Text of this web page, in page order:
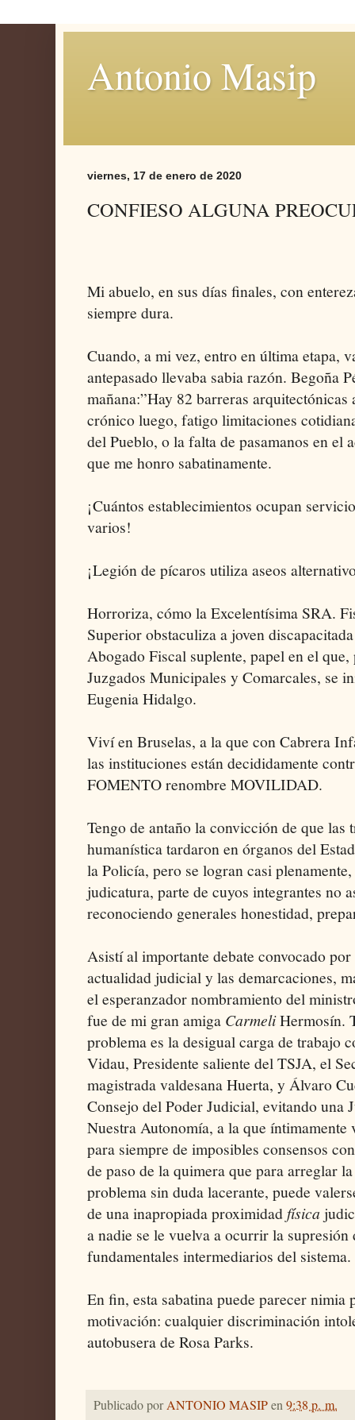
Antonio Masip
viernes, 17 de enero de 2020
CONFIESO ALGUNA
Mi abuelo, en sus días finales, con
siempre dura.
Cuando, a mi vez, entro en última etapa,
antepasado llevaba sabia razón. Begoña
mañana:”Hay 82 barreras
crónico luego, fatigo limitaciones
del Pueblo, o la falta de pasamanos en el
que me honro sabatinamente.
¡Cuántos establecimientos ocupan
varios!
¡Legión de pícaros utiliza aseos
Horroriza, cómo la Excelentísima SRA.
Superior obstaculiza a joven
Abogado Fiscal suplente, papel en el
Juzgados Municipales y Comarcales, se
Eugenia Hidalgo.
Viví en Bruselas, a la que con Cabrera
las instituciones están decididamente
FOMENTO renombre MOVILIDAD.
Tengo de antaño la convicción de que las
humanística tardaron en órganos del
la Policía, pero se logran casi
judicatura, parte de cuyos integrantes no
reconociendo generales honestidad,
Asistí al importante debate convocado
actualidad judicial y las demarcaciones,
el esperanzador nombramiento del
fue de mi gran amiga CarmeliHermosín.
problema es la desigual carga de trabajo
Vidau, Presidente saliente del TSJA, el
magistrada valdesana Huerta, y Álvaro
Consejo del Poder Judicial, evitando una
Nuestra Autonomía, a la que íntimamente
para siempre de imposibles consensos
de paso de la quimera que para arreglar
problema sin duda lacerante, puede
de una inapropiada proximidadfísica
a nadie se le vuelva a ocurrir la supresión
fundamentales intermediarios del sistema.
En fin, esta sabatina puede parecer
motivación: cualquier discriminación
autobusera de Rosa Parks.
Publicado porANTONIO MASIPen9:38 p. m.